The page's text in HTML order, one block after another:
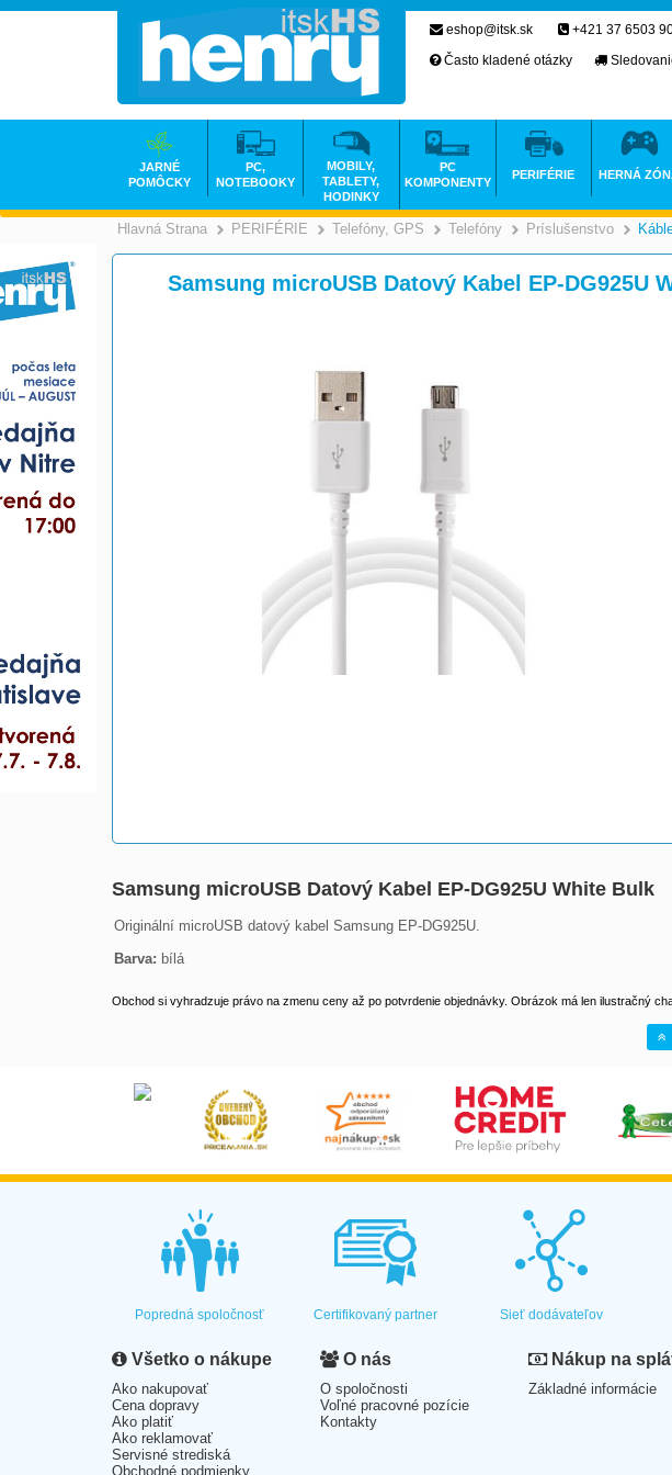
Hlavná Strana >
PERIFÉRIE >
Telefóny, GPS >
Telefóny >
Príslušenstvo
Samsung microUSB Datový Kabel EP-DG925U
Samsung microUSB Datový Kabel EP-DG925U White Bulk
Originální microUSB datový kabel Samsung EP-DG925U.
Barva: bílá
Obchod si vyhradzuje právo na zmenu ceny až po potvrdenie objednávky. Obrázok má len ilustračný
eshop@itsk.sk +421 37 6503
Často kladené otázky
JARNÉ
POMÔCKY
PC,
NOTEBOOKY
MOBILY,
TABLETY,
HODINKY
PC
KOMPONENTY
PERIFÉRIE HERNÁ
Popredná spoločnosť Certifikovaný partner Sieť dodávateľov
Všetko o nákupe
Ako nakupovať
Cena dopravy
Ako platiť
Ako reklamovať
Servisné strediská
Obchodné podmienky
O nás
O spoločnosti
Voľné pracovné pozície
Kontakty
Nákup na
Základné informácie